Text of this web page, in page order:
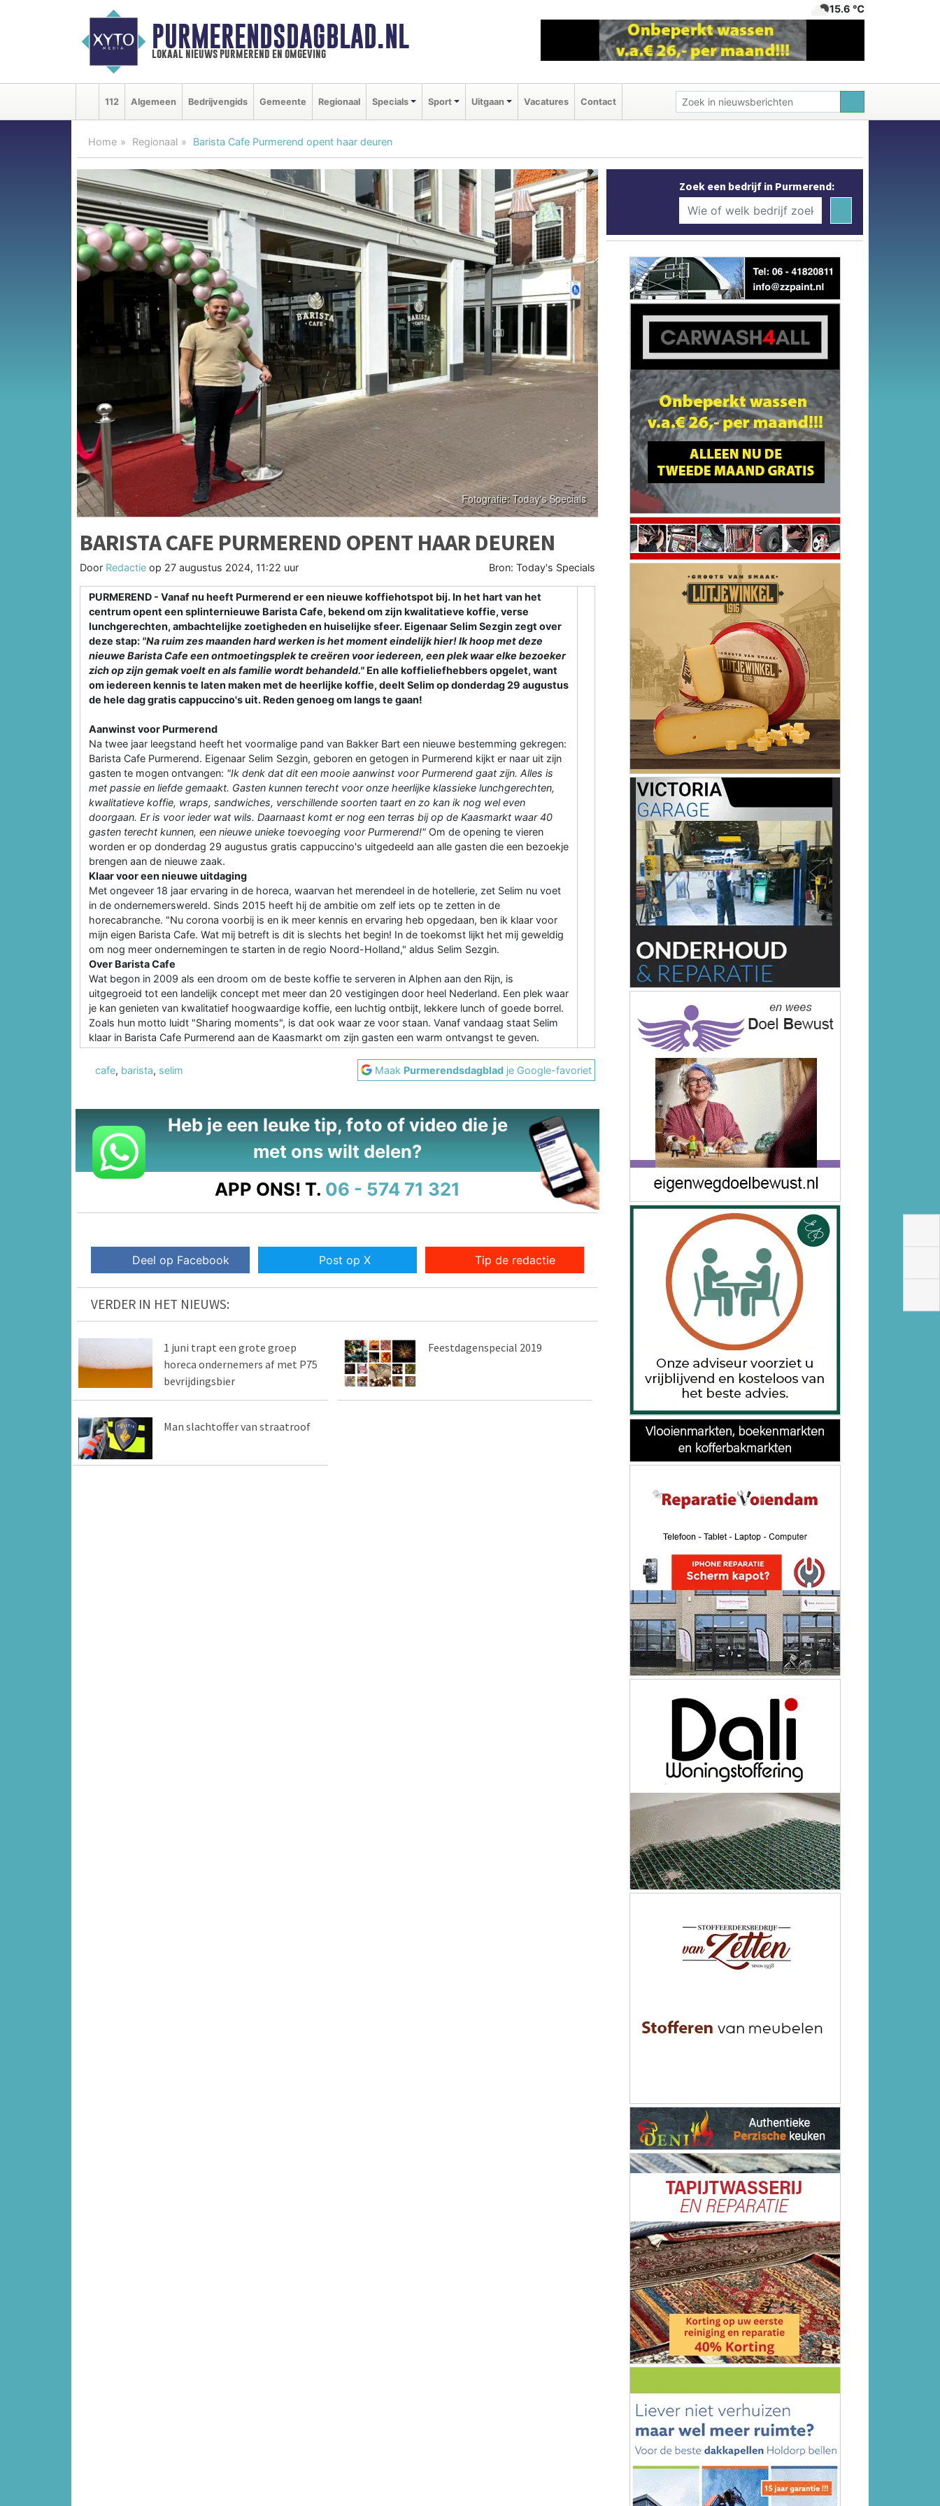
PURMERENDSDAGBLAD.NL
lokaal nieuws purmerend en omgeving
15.6 ℃
112 Algemeen Bedrijvengids Gemeente Regionaal Specials Sport Uitgaan Vacatures Contact
Home Regionaal Barista Cafe Purmerend opent haar deuren
BARISTA CAFE PURMEREND OPENT HAAR DEUREN
Door Redactie op 27 augustus 2024, 11:22 uur Bron: Today's Specials
PURMEREND - Vanaf nu heeft Purmerend er een nieuwe koffiehotspot bij. In het hart van het
centrum opent een splinternieuwe Barista Cafe, bekend om zijn kwalitatieve koffie, verse
lunchgerechten, ambachtelijke zoetigheden en huiselijke sfeer. Eigenaar Selim Sezgin zegt over
deze stap: "Na ruim zes maanden hard werken is het moment eindelijk hier! Ik hoop met deze
nieuwe Barista Cafe een ontmoetingsplek te creëren voor iedereen, een plek waar elke bezoeker
zich op zijn gemak voelt en als familie wordt behandeld." En alle koffieliefhebbers opgelet, want
om iedereen kennis te laten maken met de heerlijke koffie, deelt Selim op donderdag 29 augustus
de hele dag gratis cappuccino's uit. Reden genoeg om langs te gaan!
Aanwinst voor Purmerend
Na twee jaar leegstand heeft het voormalige pand van Bakker Bart een nieuwe bestemming gekregen:
Barista Cafe Purmerend. Eigenaar Selim Sezgin, geboren en getogen in Purmerend kijkt er naar uit zijn
gasten te mogen ontvangen: "Ik denk dat dit een mooie aanwinst voor Purmerend gaat zijn. Alles is
met passie en liefde gemaakt. Gasten kunnen terecht voor onze heerlijke klassieke lunchgerechten,
kwalitatieve koffie, wraps, sandwiches, verschillende soorten taart en zo kan ik nog wel even
doorgaan. Er is voor ieder wat wils. Daarnaast komt er nog een terras bij op de Kaasmarkt waar 40
gasten terecht kunnen, een nieuwe unieke toevoeging voor Purmerend!" Om de opening te vieren
worden er op donderdag 29 augustus gratis cappuccino's uitgedeeld aan alle gasten die een bezoekje
brengen aan de nieuwe zaak.
Klaar voor een nieuwe uitdaging
Met ongeveer 18 jaar ervaring in de horeca, waarvan het merendeel in de hotellerie, zet Selim nu voet
in de ondernemerswereld. Sinds 2015 heeft hij de ambitie om zelf iets op te zetten in de
horecabranche. "Nu corona voorbij is en ik meer kennis en ervaring heb opgedaan, ben ik klaar voor
mijn eigen Barista Cafe. Wat mij betreft is dit is slechts het begin! In de toekomst lijkt het mij geweldig
om nog meer ondernemingen te starten in de regio Noord-Holland," aldus Selim Sezgin.
Over Barista Cafe
Wat begon in 2009 als een droom om de beste koffie te serveren in Alphen aan den Rijn, is
uitgegroeid tot een landelijk concept met meer dan 20 vestigingen door heel Nederland. Een plek waar
je kan genieten van kwalitatief hoogwaardige koffie, een luchtig ontbijt, lekkere lunch of goede borrel.
Zoals hun motto luidt "Sharing moments", is dat ook waar ze voor staan. Vanaf vandaag staat Selim
klaar in Barista Cafe Purmerend aan de Kaasmarkt om zijn gasten een warm ontvangst te geven.
cafe, barista, selim Maak Purmerendsdagblad je Google-favoriet
Heb je een leuke tip, foto of video die je
met ons wilt delen?
APP ONS! T. 06 - 574 71 321
Deel op Facebook Post op X Tip de redactie
VERDER IN HET NIEUWS:
1 juni trapt een grote groep
horeca ondernemers af met P75
bevrijdingsbier
Feestdagenspecial 2019
Man slachtoffer van straatroof
Zoek een bedrijf in Purmerend: